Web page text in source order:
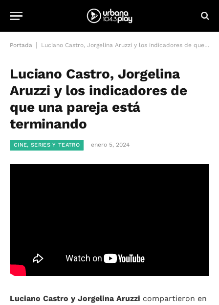
Portada Luciano Castro, Jorgelina Aruzzi y los indicadores de que una pareja está terminando
Luciano Castro, Jorgelina
Aruzzi y los indicadores de
que una pareja está
terminando
CINE, SERIES Y TEATRO enero 5, 2024
Luciano Castro y Jorgelina Aruzzi compartieron en